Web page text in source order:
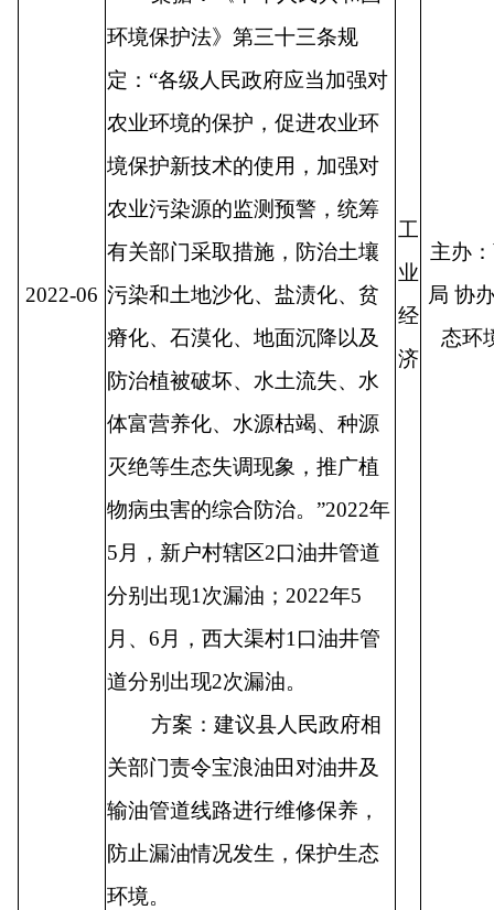
2022-06
环境保护法》第三十三条规
定： “各级人民政府应当加强对
农业环境的保护，促进农业环
境保护新技术的使用，加强对
农业污染源的监测预警，统筹
有关部门采取措施，防治土壤
污染和土地沙化、盐渍化、贫
瘠化、石漠化、地面沉降以及
防治植被破坏、水土流失、水
体富营养化、水源枯竭、种源
灭绝等生态失调现象，推广植
物病虫害的综合防治。”2022年
5月，新户村辖区2口油井管道
分别出现1次漏油；2022年5
月、6月，西大渠村1口油井管
道分别出现2次漏油。
方案：建议县人民政府相
关部门责令宝浪油田对油井及
输油管道线路进行维修保养，
防止漏油情况发生，保护生态
环境。
工
业
经
济
主办
局 协
态环